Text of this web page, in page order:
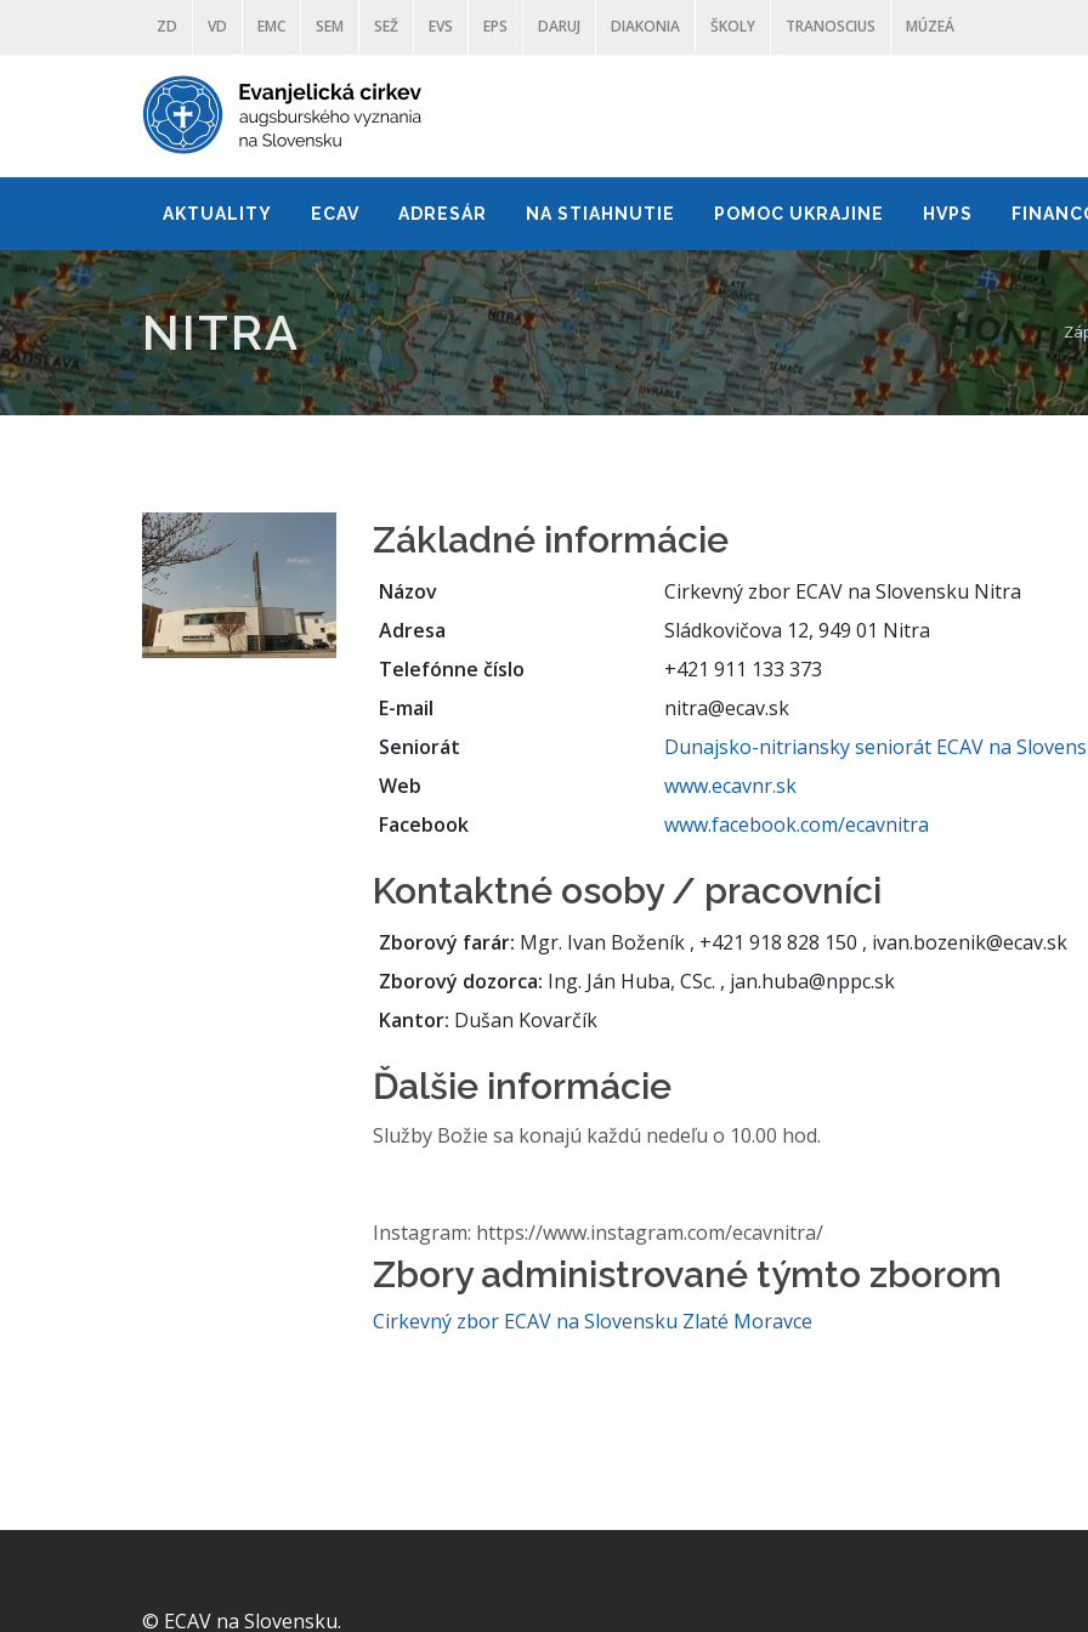
ZD VD EMC SEM SEŽ EVS EPS DARUJ DIAKONIA ŠKOLY TRANOSCIUS MÚZEÁ
AKTUALITY ECAV ADRESÁR NA STIAHNUTIE POMOC UKRAJINE HVPS
NITRA
Základné informácie
Názov
Cirkevný zbor ECAV na Slovensku Nitra
Adresa
Sládkovičova 12, 949 01 Nitra
Telefónne číslo
+421 911 133 373
E-mail
nitra@ecav.sk
Seniorát
Dunajsko-nitriansky seniorát ECAV na
Web
www.ecavnr.sk
Facebook
www.facebook.com/ecavnitra
Kontaktné osoby / pracovníci
Zborový farár: Mgr. Ivan Boženík , +421 918 828 150 , ivan.bozenik@ecav.sk
Zborový dozorca: Ing. Ján Huba, CSc. , jan.huba@nppc.sk
Kantor: Dušan Kovarčík
Ďalšie informácie
Služby Božie sa konajú každú nedeľu o 10.00 hod.
Instagram: https://www.instagram.com/ecavnitra/
Zbory administrované týmto zborom
Cirkevný zbor ECAV na Slovensku Zlaté Moravce
© ECAV na Slovensku.